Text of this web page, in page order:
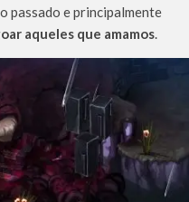
passado e principalmente
aqueles que amamos.